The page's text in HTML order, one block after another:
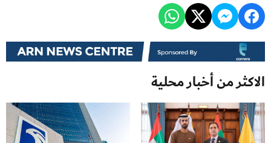
الاكثر من أخبار محلية